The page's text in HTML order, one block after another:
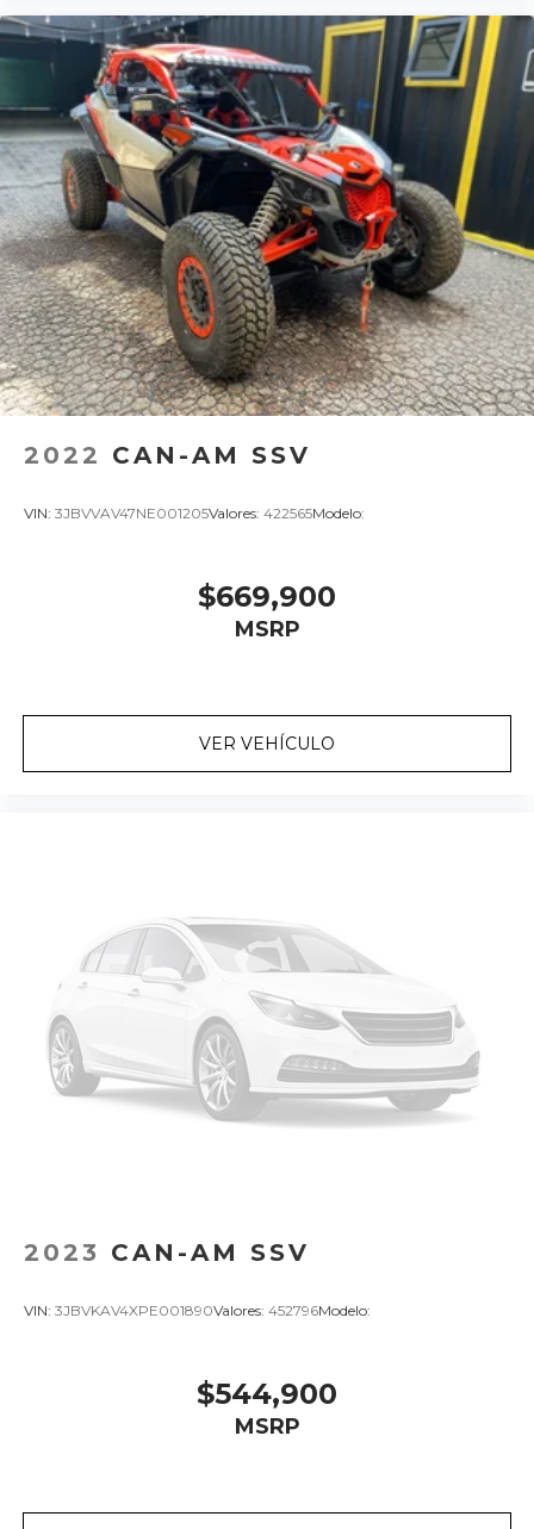
2022 CAN-AM SSV
VIN: 3JBVVAV47NE001205Valores: 422565Modelo:
$669,900
MSRP
VER VEHÍCULO
2023 CAN-AM SSV
VIN: 3JBVKAV4XPE001890Valores: 452796Modelo:
$544,900
MSRP